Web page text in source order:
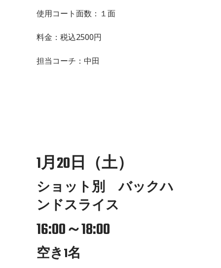
使用コート面数：１面
料金：税込2500円
担当コーチ：中田
1月20日（土）
ショット別 バックハ
ンドスライス
16:00～18:00
空き1名